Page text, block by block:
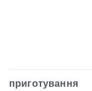
приготування